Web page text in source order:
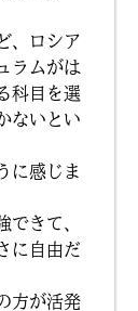
、ロシア
ラムがは
科目を選
ないとい
に感じま
できて、
に自由だ
方が活発